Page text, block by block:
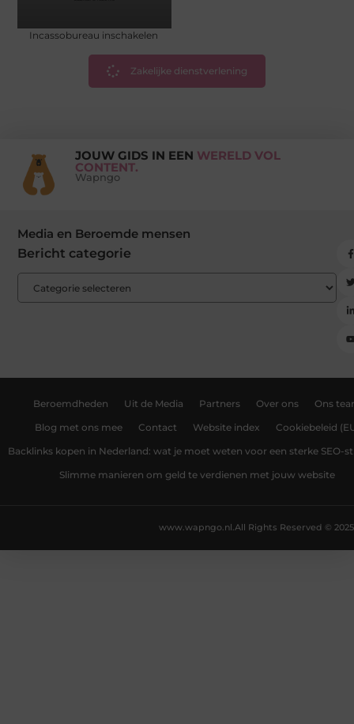
Incassobureau inschakelen
Zakelijke dienstverlening
JOUW GIDS IN EEN WERELD VOL
CONTENT.
Wapngo
Media en Beroemde mensen
Bericht categorie
Beroemdheden Uit de Media Partners Over ons Ons
Blog met ons mee Contact Website index Cookiebeleid
Backlinks kopen in Nederland: wat je moet weten voor een sterke SEO-
Slimme manieren om geld te verdienen met jouw website
All Rights Reserved © 2025
www.wapngo.nl.